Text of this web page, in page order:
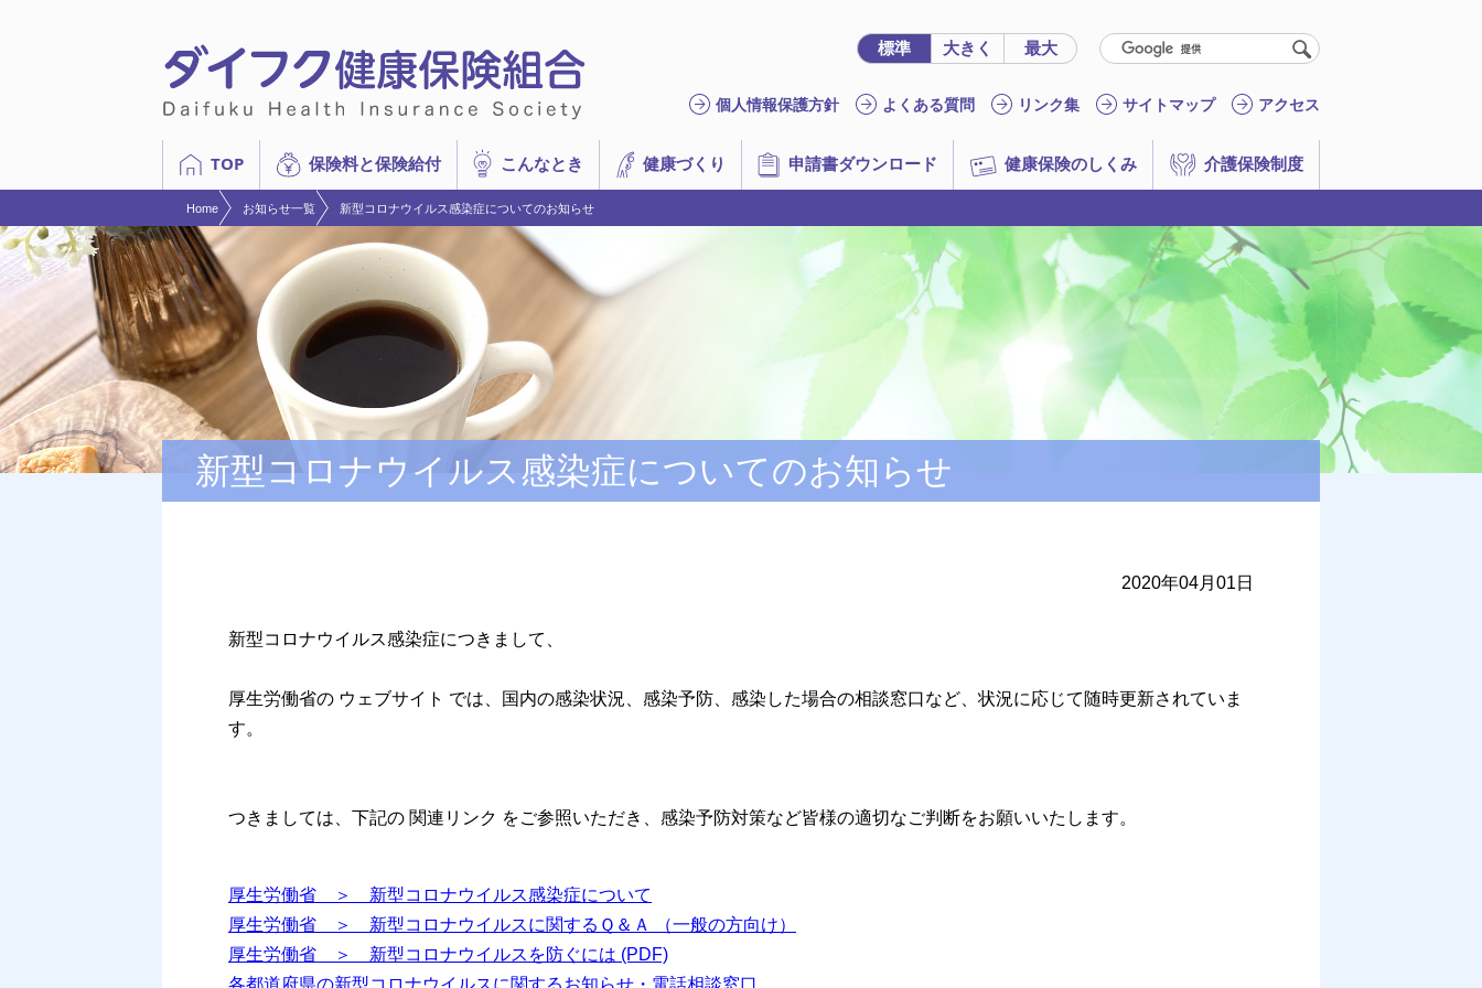
TOP 保険料と保険給付 こんなとき 健康づくり 申請書ダウンロード 健康保険のしくみ 介護保険制度
個人情報保護方針 よくある質問 リンク集 サイトマップ アクセス
標準 大きく 最大
Home お知らせ一覧 新型コロナウイルス感染症についてのお知らせ
新型コロナウイルス感染症についてのお知らせ
2020年04月01日
新型コロナウイルス感染症につきまして、
厚生労働省の ウェブサイト では、国内の感染状況、感染予防、感染した場合の相談窓口など、状況に応じて随時更新されていま
す。
つきましては、下記の 関連リンク をご参照いただき、感染予防対策など皆様の適切なご判断をお願いいたします。
厚生労働省 ＞ 新型コロナウイルス感染症について
厚生労働省 ＞ 新型コロナウイルスに関するＱ＆Ａ （一般の方向け）
厚生労働省 ＞ 新型コロナウイルスを防ぐには (PDF)